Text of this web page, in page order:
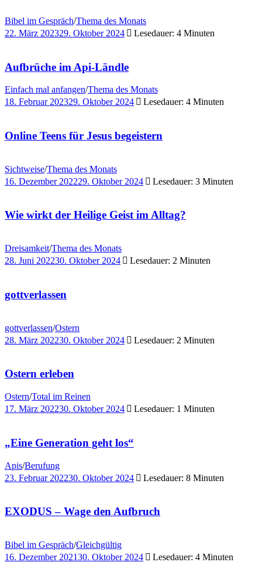
Bibel im Gespräch/Thema des Monats
22. März 202329. Oktober 2024 Lesedauer: 4 Minuten
Aufbrüche im Api-Ländle
Einfach mal anfangen/Thema des Monats
18. Februar 202329. Oktober 2024 Lesedauer: 4 Minuten
Online Teens für Jesus begeistern
Sichtweise/Thema des Monats
16. Dezember 202229. Oktober 2024 Lesedauer: 3 Minuten
Wie wirkt der Heilige Geist im Alltag?
Dreisamkeit/Thema des Monats
28. Juni 202230. Oktober 2024 Lesedauer: 2 Minuten
gottverlassen
gottverlassen/Ostern
28. März 202230. Oktober 2024 Lesedauer: 2 Minuten
Ostern erleben
Ostern/Total im Reinen
17. März 202230. Oktober 2024 Lesedauer: 1 Minuten
„Eine Generation geht los“
Apis/Berufung
23. Februar 202230. Oktober 2024 Lesedauer: 8 Minuten
EXODUS – Wage den Aufbruch
Bibel im Gespräch/Gleichgültig
16. Dezember 202130. Oktober 2024 Lesedauer: 4 Minuten